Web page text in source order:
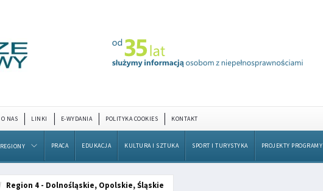
O NAS LINKI E-WYDANIA POLITYKA COOKIES KONTAKT
REGIONY PRACA EDUKACJA KULTURA I SZTUKA SPORT I TURYSTYKA PROJEKTY PROGRAMY
Region 4 - Dolnośląskie, Opolskie, Śląskie